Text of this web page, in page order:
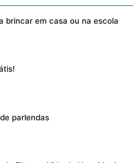
brincar em casa ou na escola
parlendas